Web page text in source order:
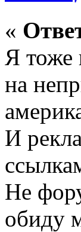
«
Я тоже
на
И
Не
обиду